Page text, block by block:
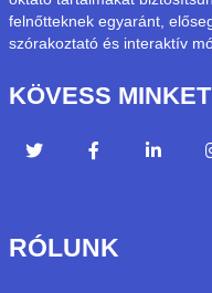
felnőtteknek egyaránt,
szórakoztató és interaktív
KÖVESS MINKET
RÓLUNK